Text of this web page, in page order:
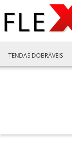
TENDAS DOBRÁVEIS